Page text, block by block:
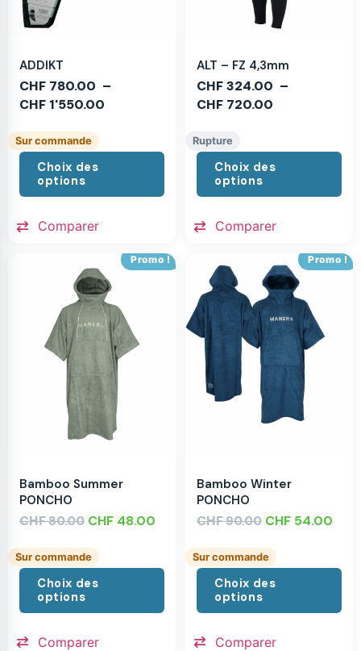
ADDIKT
CHF 780.00 –
CHF 1'550.00
Sur commande
Choix des
options
Comparer
ALT – FZ 4,3mm
CHF324.00 –
CHF 720.00
Rupture
Choix des
options
Comparer
Promo !
Bamboo Summer
PONCHO
CHF80.00 CHF 48.00
Sur commande
Choix des
options
Comparer
Promo !
Bamboo Winter
PONCHO
CHF90.00 CHF 54.00
Sur commande
Choix des
options
Comparer